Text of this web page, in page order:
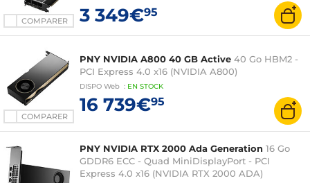
COMPARER 3 349€95
COMPARER
PNY NVIDIA A800 40 GB Active 40 Go HBM2 -
PCI Express 4.0 x16 (NVIDIA A800)
DISPO Web : EN STOCK
16 739€95
PNY NVIDIA RTX 2000 Ada Generation 16 Go
GDDR6 ECC - Quad MiniDisplayPort - PCI
Express 4.0 x16 (NVIDIA RTX 2000 ADA)